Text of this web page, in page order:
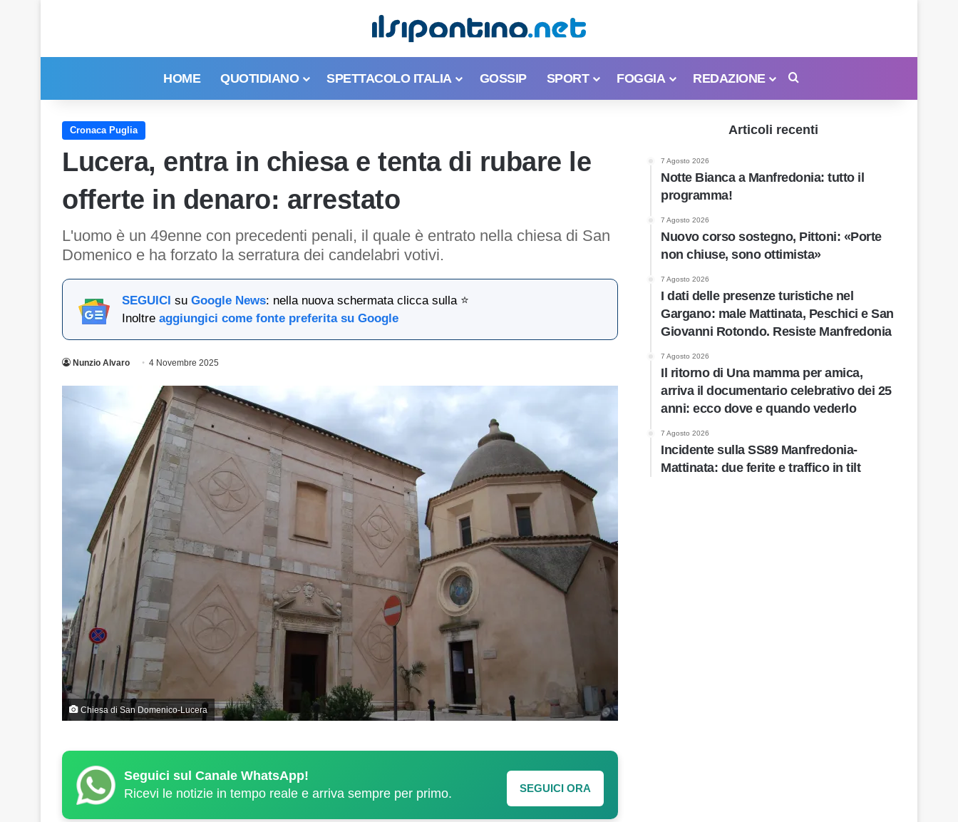
HOME QUOTIDIANO SPETTACOLO ITALIA GOSSIP SPORT FOGGIA REDAZIONE
Cronaca Puglia
Lucera, entra in chiesa e tenta di rubare le
offerte in denaro: arrestato
L'uomo è un 49enne con precedenti penali, il quale è entrato nella chiesa di San
Domenico e ha forzato la serratura dei candelabri votivi.
SEGUICI su Google News: nella nuova schermata clicca sulla ⭐
Inoltre aggiungici come fonte preferita su Google
Nunzio Alvaro 4 Novembre 2025
Chiesa di San Domenico-Lucera
Seguici sul Canale WhatsApp!
Ricevi le notizie in tempo reale e arriva sempre per primo.
SEGUICI ORA
Articoli recenti
7 Agosto 2026
Notte Bianca a Manfredonia: tutto il
programma!
7 Agosto 2026
Nuovo corso sostegno, Pittoni: «Porte
non chiuse, sono ottimista»
7 Agosto 2026
I dati delle presenze turistiche nel
Gargano: male Mattinata, Peschici e San
Giovanni Rotondo. Resiste Manfredonia
7 Agosto 2026
Il ritorno di Una mamma per amica,
arriva il documentario celebrativo dei 25
anni: ecco dove e quando vederlo
7 Agosto 2026
Incidente sulla SS89 Manfredonia-
Mattinata: due ferite e traffico in tilt